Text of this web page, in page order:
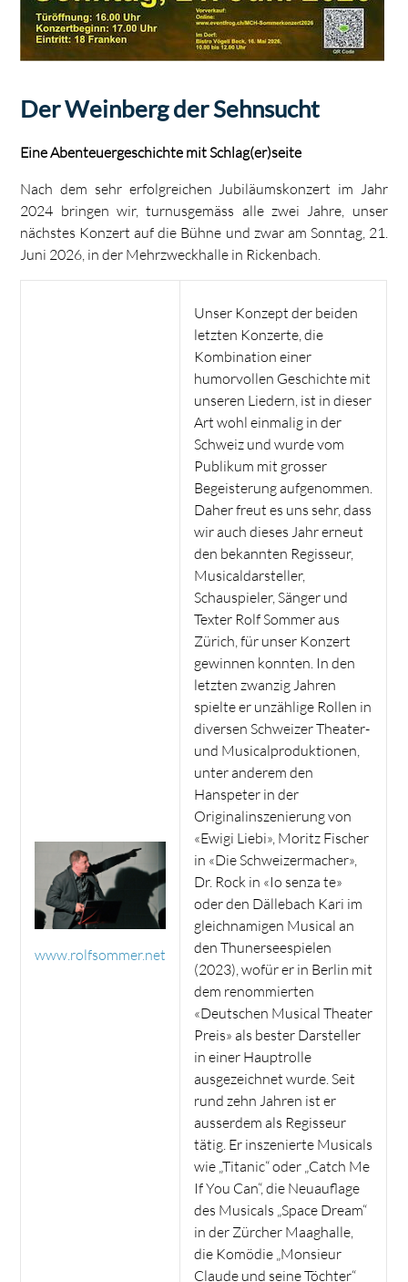
Der Weinberg der Sehnsucht
Eine Abenteuergeschichte mit Schlag(er)seite
Nach dem sehr erfolgreichen Jubiläumskonzert im Jahr
2024 bringen wir, turnusgemäss alle zwei Jahre, unser
nächstes Konzert auf die Bühne und zwar am Sonntag, 21.
Juni 2026, in der Mehrzweckhalle in Rickenbach.
www.rolfsommer.net
Unser Konzept der beiden
letzten Konzerte, die
Kombination einer
humorvollen Geschichte mit
unseren Liedern, ist in dieser
Art wohl einmalig in der
Schweiz und wurde vom
Publikum mit grosser
Begeisterung aufgenommen.
Daher freut es uns sehr, dass
wir auch dieses Jahr erneut
den bekannten Regisseur,
Musicaldarsteller,
Schauspieler, Sänger und
Texter Rolf Sommer aus
Zürich, für unser Konzert
gewinnen konnten. In den
letzten zwanzig Jahren
spielte er unzählige Rollen in
diversen Schweizer Theater-
und Musicalproduktionen,
unter anderem den
Hanspeter in der
Originalinszenierung von
«Ewigi Liebi», Moritz Fischer
in «Die Schweizermacher»,
Dr. Rock in «Io senza te»
oder den Dällebach Kari im
gleichnamigen Musical an
den Thunerseespielen
(2023), wofür er in Berlin mit
dem renommierten
«Deutschen Musical Theater
Preis» als bester Darsteller
in einer Hauptrolle
ausgezeichnet wurde. Seit
rund zehn Jahren ist er
ausserdem als Regisseur
tätig. Er inszenierte Musicals
wie „Titanic“ oder „Catch Me
If You Can“, die Neuauflage
des Musicals „Space Dream“
in der Zürcher Maaghalle,
die Komödie „Monsieur
Claude und seine Töchter“